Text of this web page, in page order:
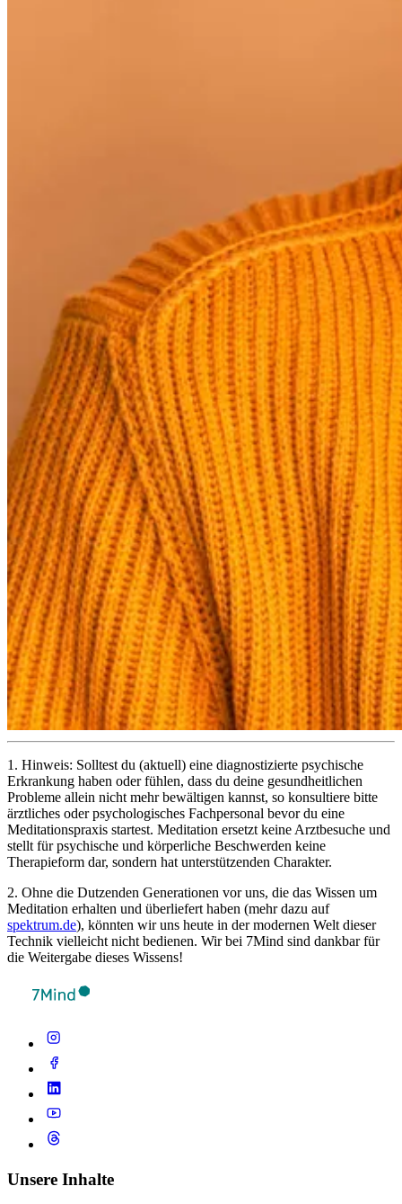
1. Hinweis: Solltest du (aktuell) eine diagnostizierte psychische
Erkrankung haben oder fühlen, dass du deine gesundheitlichen
Probleme allein nicht mehr bewältigen kannst, so konsultiere bitte
ärztliches oder psychologisches Fachpersonal bevor du eine
Meditationspraxis startest. Meditation ersetzt keine Arztbesuche und
stellt für psychische und körperliche Beschwerden keine
Therapieform dar, sondern hat unterstützenden Charakter.
2. Ohne die Dutzenden Generationen vor uns, die das Wissen um
Meditation erhalten und überliefert haben (mehr dazu auf
spektrum.de), könnten wir uns heute in der modernen Welt dieser
Technik vielleicht nicht bedienen. Wir bei 7Mind sind dankbar für
die Weitergabe dieses Wissens!
Unsere Inhalte